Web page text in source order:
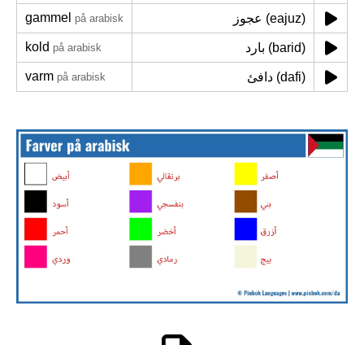
gammel på arabisk عجوز (eajuz)
kold på arabisk بارد (barid)
varm på arabisk دافئ (dafi)